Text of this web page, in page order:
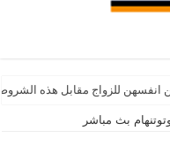
انفسهن للزواج مقابل هذه
بث مباشر